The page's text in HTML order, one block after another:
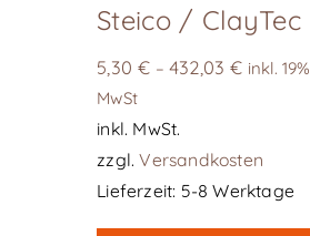
5,30€ –432,03€ inkl. 19%
MwSt
inkl. MwSt.
zzgl.Versandkosten
Lieferzeit: 5-8 Werktage